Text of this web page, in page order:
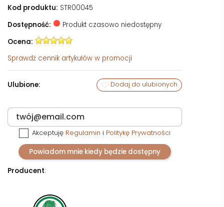
Kod produktu: STR00045
Dostępność:
Produkt czasowo niedostępny
Ocena:
Sprawdź cennik artykułów w promocji
Ulubione: Dodaj do ulubionych
Akceptuję Regulamin i Politykę Prywatności
Powiadom mnie kiedy będzie dostępny
Producent: